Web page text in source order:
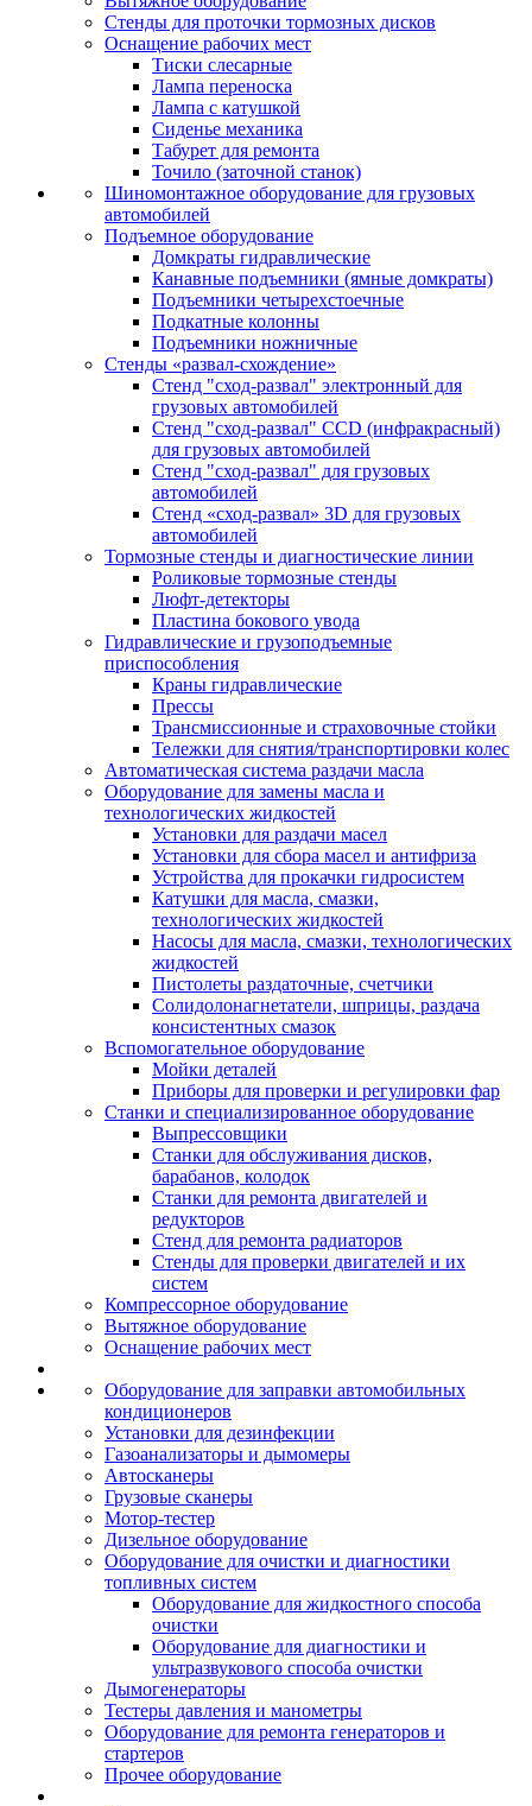
Стенды для проточки тормозных дисков
Оснащение рабочих мест
Тиски слесарные
Лампа переноска
Лампа с катушкой
Сиденье механика
Табурет для ремонта
Точило (заточной станок)
Шиномонтажное оборудование для грузовых
автомобилей
Подъемное оборудование
Домкраты гидравлические
Канавные подъемники (ямные домкраты)
Подъемники четырехстоечные
Подкатные колонны
Подъемники ножничные
Стенды «развал-схождение»
Стенд "сход-развал" электронный для
грузовых автомобилей
Стенд "сход-развал" CCD (инфракрасный)
для грузовых автомобилей
Стенд "сход-развал" для грузовых
автомобилей
Стенд «сход-развал» 3D для грузовых
автомобилей
Тормозные стенды и диагностические линии
Роликовые тормозные стенды
Люфт-детекторы
Пластина бокового увода
Гидравлические и грузоподъемные
приспособления
Краны гидравлические
Прессы
Трансмиссионные и страховочные стойки
Тележки для снятия/транспортировки колес
Автоматическая система раздачи масла
Оборудование для замены масла и
технологических жидкостей
Установки для раздачи масел
Установки для сбора масел и антифриза
Устройства для прокачки гидросистем
Катушки для масла, смазки,
технологических жидкостей
Насосы для масла, смазки, технологических
жидкостей
Пистолеты раздаточные, счетчики
Солидолонагнетатели, шприцы, раздача
консистентных смазок
Вспомогательное оборудование
Мойки деталей
Приборы для проверки и регулировки фар
Станки и специализированное оборудование
Выпрессовщики
Станки для обслуживания дисков,
барабанов, колодок
Станки для ремонта двигателей и
редукторов
Стенд для ремонта радиаторов
Стенды для проверки двигателей и их
систем
Компрессорное оборудование
Вытяжное оборудование
Оснащение рабочих мест
Оборудование для заправки автомобильных
кондиционеров
Установки для дезинфекции
Газоанализаторы и дымомеры
Автосканеры
Грузовые сканеры
Мотор-тестер
Дизельное оборудование
Оборудование для очистки и диагностики
топливных систем
Оборудование для жидкостного способа
очистки
Оборудование для диагностики и
ультразвукового способа очистки
Дымогенераторы
Тестеры давления и манометры
Оборудование для ремонта генераторов и
стартеров
Прочее оборудование